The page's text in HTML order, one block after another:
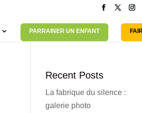
PARRAINER UN ENFANT
Recent Posts
La fabrique du silence :
galerie photo